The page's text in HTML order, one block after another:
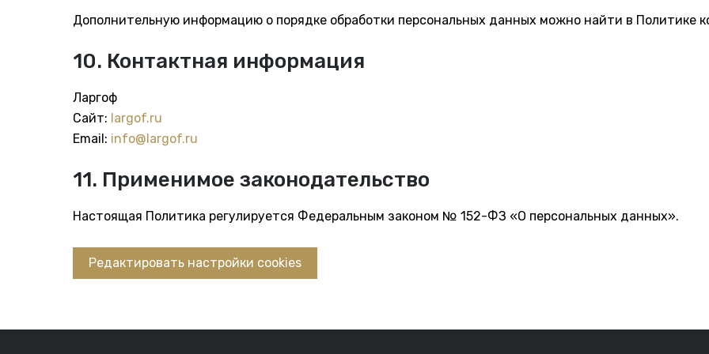
Дополнительную информацию о порядке обработки персональных данных можно найти в Политике
10. Контактная информация
Ларгоф
Сайт: largof.ru
Email: info@largof.ru
11. Применимое законодательство
Настоящая Политика регулируется Федеральным законом № 152-ФЗ «О персональных данных».
Редактировать настройки cookies